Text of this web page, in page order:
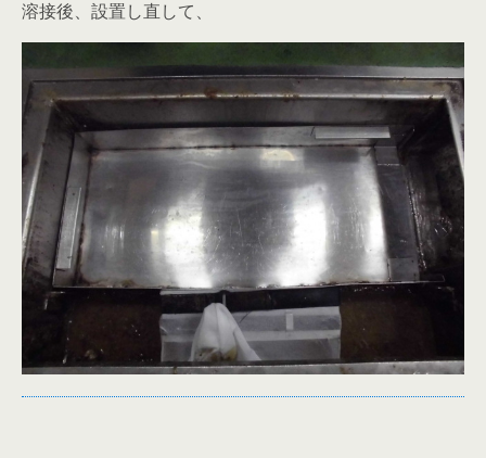
溶接後、設置し直して、